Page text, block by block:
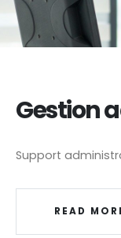
Gestion
Support
READ